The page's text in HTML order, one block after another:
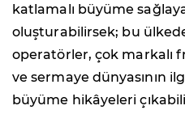
katlamalı büyüme
oluşturabilirsek; bu
operatörler, çok markalı
ve sermaye dünyasının
büyüme hikâyeleri